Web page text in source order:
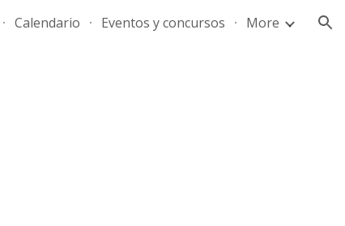
Calendario Eventos y concursos More